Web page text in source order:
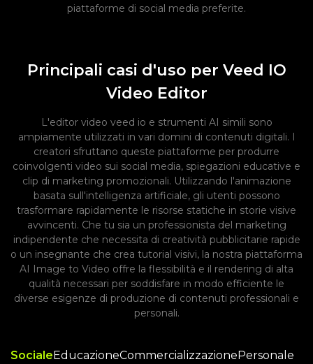
piattaforme di social media preferite.
Principali casi d'uso per Veed IO
Video Editor
L'editor video veed io e strumenti AI simili sono
ampiamente utilizzati in vari domini di contenuti digitali. I
creatori sfruttano queste piattaforme per produrre
coinvolgenti video sui social media, spiegazioni educative e
clip di marketing promozionali. Utilizzando l'animazione
basata sull'intelligenza artificiale, gli utenti possono
trasformare rapidamente le risorse statiche in storie visive
avvincenti. Che tu sia un professionista del marketing
indipendente che necessita di creatività pubblicitarie rapide
o un insegnante che crea tutorial visivi, la nostra piattaforma
AI Image to Video offre la flessibilità e il rendering di alta
qualità necessari per soddisfare in modo efficiente le
diverse esigenze di produzione di contenuti professionali e
personali.
SocialeEducazioneCommercializzazionePersonale